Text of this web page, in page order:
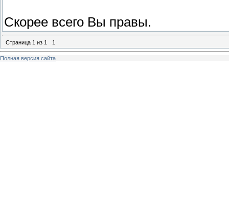
Скорее всего Вы правы.
Страница 1 из 1 1
Полная версия сайта